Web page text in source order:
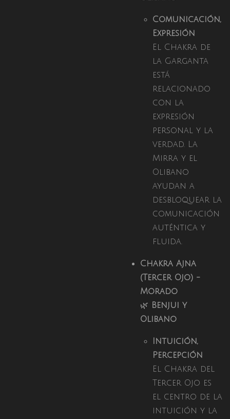
Comunicación,
Expresión
El Chakra de
la Garganta
está
relacionado
con la
expresión
personal y la
verdad. La
Mirra y el
Olibano
ayudan a
desbloquear la
comunicación
auténtica y
fluida.
Chakra Ajna
(Tercer Ojo) -
Morado
🌿 Benjui y
Olibano
Intuición,
Percepción
El Chakra del
Tercer Ojo es
el centro de la
intuición y la